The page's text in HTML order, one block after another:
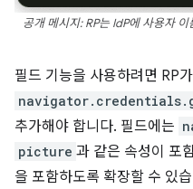
공개 메시지: RP는 IdP에 사용자
필드 기능을 사용하려면 RP가
추가해야 합니다. 필드에는
picture 과 같은 속성이 포
을 포함하도록 확장할 수 있